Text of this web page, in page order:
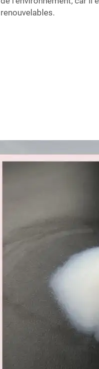
renouvelables.